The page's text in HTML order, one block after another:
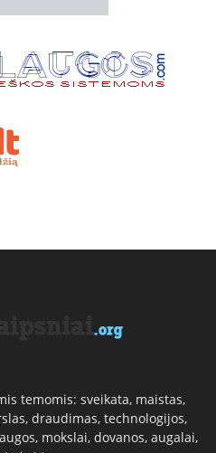
temomis: sveikata, maistas,
draudimas, technologijos,
mokslai, dovanos, augalai,